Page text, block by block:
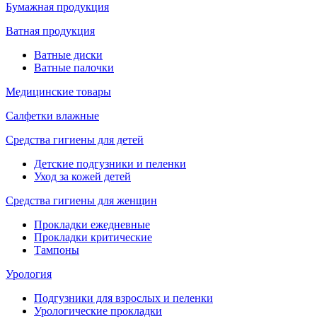
Бумажная продукция
Ватная продукция
Ватные диски
Ватные палочки
Медицинские товары
Салфетки влажные
Средства гигиены для детей
Детские подгузники и пеленки
Уход за кожей детей
Средства гигиены для женщин
Прокладки ежедневные
Прокладки критические
Тампоны
Урология
Подгузники для взрослых и пеленки
Урологические прокладки